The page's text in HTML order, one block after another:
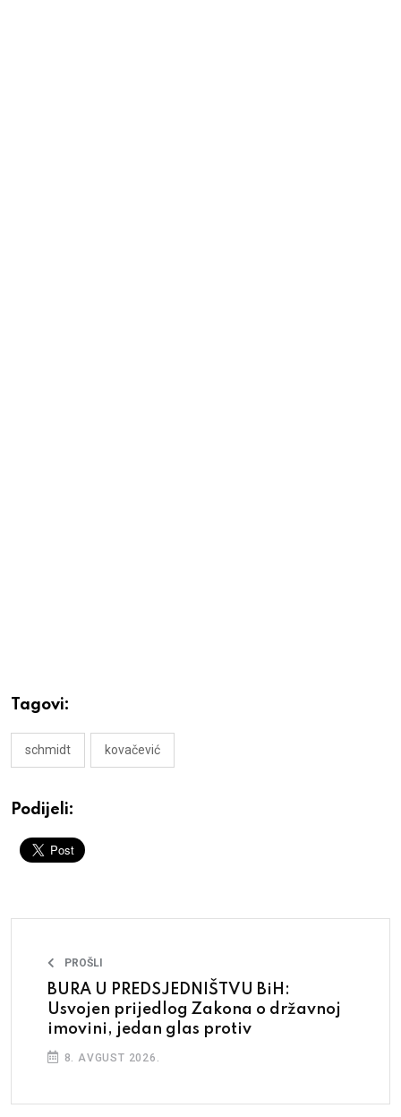
Tagovi:
schmidt kovačević
Podijeli:
PROŠLI
BURA U PREDSJEDNIŠTVU BiH:
Usvojen prijedlog Zakona o državnoj
imovini, jedan glas protiv
8. AVGUST 2026.